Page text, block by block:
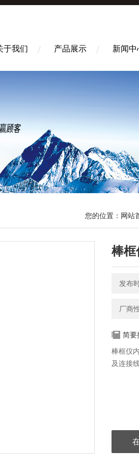
于我们 产品展示 新闻中
您的位置： 网站
棒框
发布
厂商
简要
棒框仪
及连接